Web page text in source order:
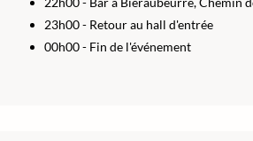
23h00 - Retour au hall d'entrée
00h00 - Fin de l'événement